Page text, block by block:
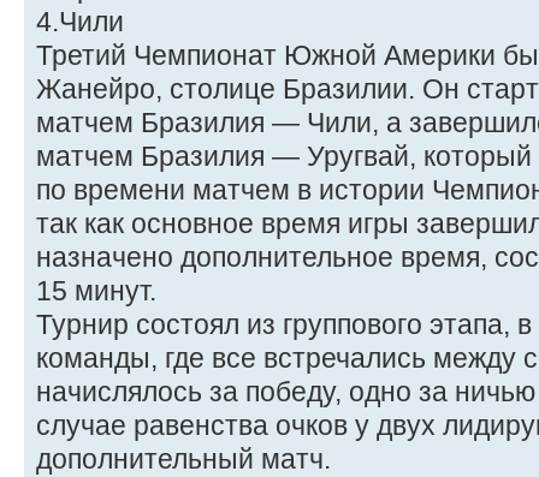
4.Чили
Третий Чемпионат Южной Америки
Жанейро, столице Бразилии. Он
матчем Бразилия — Чили, а
матчем Бразилия — Уругвай,
по времени матчем в истории
так как основное время игры
назначено дополнительное время,
15 минут.
Турнир состоял из группового этапа,
команды, где все встречались между
начислялось за победу, одно за
случае равенства очков у двух
дополнительный матч.